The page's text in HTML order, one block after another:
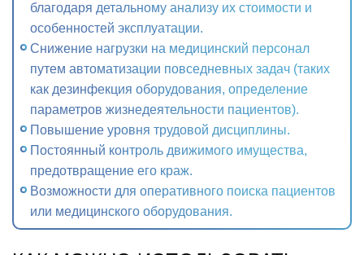
благодаря детальному анализу их стоимости и
особенностей эксплуатации.
Снижение нагрузки на медицинский персонал
путем автоматизации повседневных задач (таких
как дезинфекция оборудования, определение
параметров жизнедеятельности пациентов).
Повышение уровня трудовой дисциплины.
Постоянный контроль движимого имущества,
предотвращение его краж.
Возможности для оперативного поиска пациентов
или медицинского оборудования.